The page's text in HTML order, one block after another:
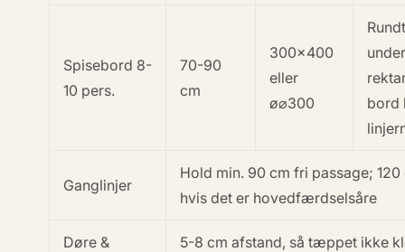
Spisebord 8-
10 pers.
70-90
cm
300×400
eller
ø⌀300
bord
Ganglinjer
Hold min. 90 cm fri passage; 120
hvis det er hovedfærdselsåre
Døre &
5-8 cm afstand, så tæppet ikke